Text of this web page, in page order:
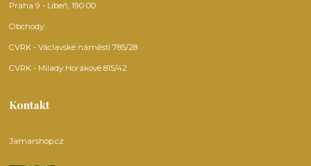
Praha 9 - Libeň, 190 00
Obchody:
CVRK - Václavské náměstí 785/28
CVRK - Milady Horákové 815/42
Kontakt
Jamarshop.cz